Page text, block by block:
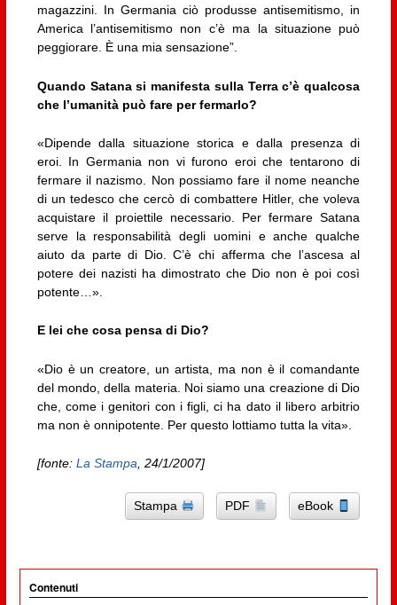
magazzini. In Germania ciò produsse antisemitismo, in
America l’antisemitismo non c’è ma la situazione può
peggiorare. È una mia sensazione”.
Quando Satana si manifesta sulla Terra c’è qualcosa
che l’umanità può fare per fermarlo?
«Dipende dalla situazione storica e dalla presenza di
eroi. In Germania non vi furono eroi che tentarono di
fermare il nazismo. Non possiamo fare il nome neanche
di un tedesco che cercò di combattere Hitler, che voleva
acquistare il proiettile necessario. Per fermare Satana
serve la responsabilità degli uomini e anche qualche
aiuto da parte di Dio. C’è chi afferma che l’ascesa al
potere dei nazisti ha dimostrato che Dio non è poi così
potente…».
E lei che cosa pensa di Dio?
«Dio è un creatore, un artista, ma non è il comandante
del mondo, della materia. Noi siamo una creazione di Dio
che, come i genitori con i figli, ci ha dato il libero arbitrio
ma non è onnipotente. Per questo lottiamo tutta la vita».
[fonte: La Stampa , 24/1/2007]
Stampa PDF eBook
Contenuti